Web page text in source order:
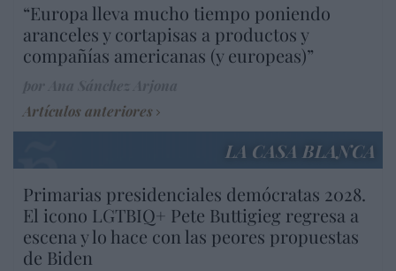
“Europa lleva mucho tiempo poniendo
aranceles y cortapisas a productos y
compañías americanas (y europeas)”
Artículos anteriores
LA CASA BLANCA
Primarias presidenciales demócratas 2028.
El icono LGTBIQ+ Pete Buttigieg regresa a
escena y lo hace con las peores propuestas
de Biden